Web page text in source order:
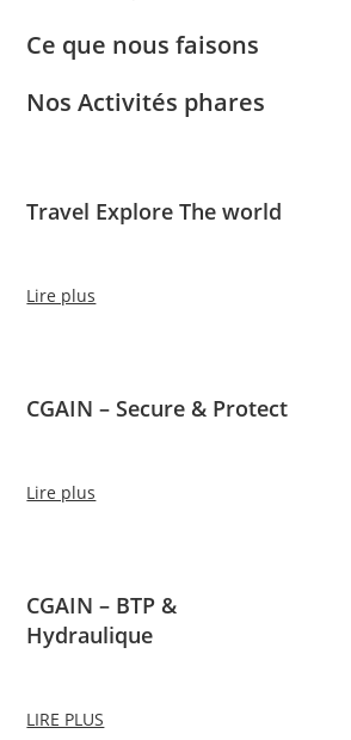
Ce que nous faisons
Nos Activités phares
Travel Explore The world
Lire plus
CGAIN – Secure & Protect
Lire plus
CGAIN – BTP &
Hydraulique
LIRE PLUS